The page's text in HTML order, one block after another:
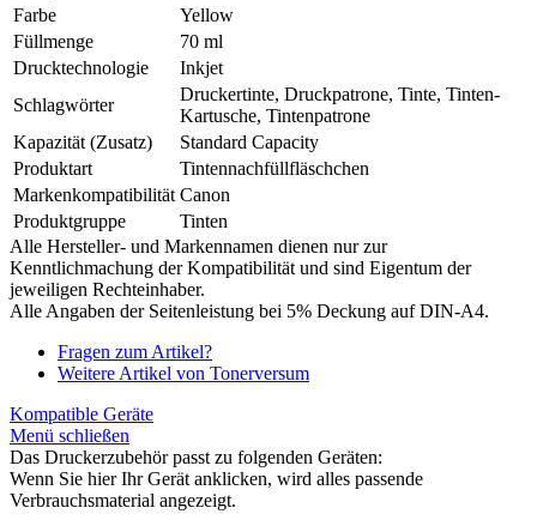
Farbe
Yellow
Füllmenge
70 ml
Drucktechnologie
Inkjet
Schlagwörter
Druckertinte, Druckpatrone, Tinte, Tinten-
Kartusche, Tintenpatrone
Kapazität (Zusatz)
Standard Capacity
Produktart
Tintennachfüllfläschchen
Markenkompatibilität Canon
Produktgruppe
Tinten
Alle Hersteller- und Markennamen dienen nur zur
Kenntlichmachung der Kompatibilität und sind Eigentum der
jeweiligen Rechteinhaber.
Alle Angaben der Seitenleistung bei 5% Deckung auf DIN-A4.
Fragen zum Artikel?
Weitere Artikel von Tonerversum
Kompatible Geräte
Menü schließen
Das Druckerzubehör passt zu folgenden Geräten:
Wenn Sie hier Ihr Gerät anklicken, wird alles passende
Verbrauchsmaterial angezeigt.